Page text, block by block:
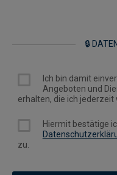
🔒
Ich bin damit
Angeboten und
erhalten, die ich jederzeit
Hiermit bestätige
zu.